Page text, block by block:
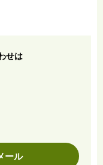
せは
ール